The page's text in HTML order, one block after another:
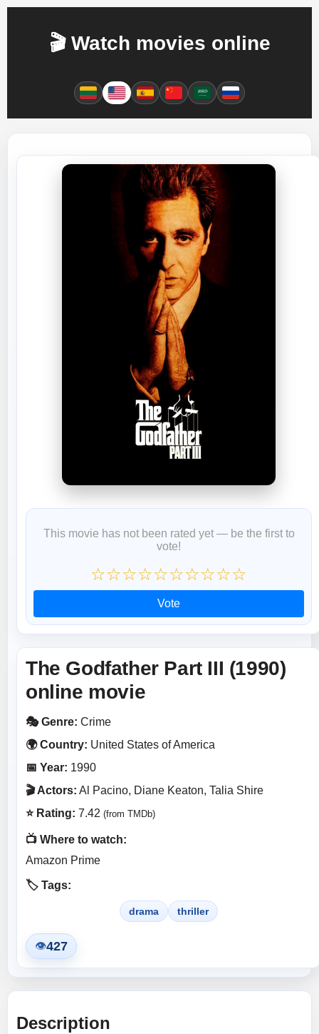
🎬 Watch movies online
This movie has not been rated yet — be the first to
vote!
☆☆☆☆☆☆☆☆☆☆
Vote
The Godfather Part III (1990)
online movie
🎭 Genre: Crime
🌍 Country: United States of America
📅 Year: 1990
🎬 Actors: Al Pacino, Diane Keaton, Talia Shire
⭐ Rating: 7.42 (from TMDb)
📺 Where to watch:
Amazon Prime
🏷️ Tags:
drama thriller
👁427
Description